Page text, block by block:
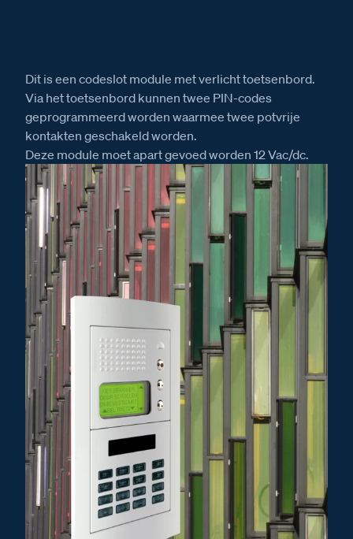
Dit is een codeslot module met verlicht toetsenbord.
Via het toetsenbord kunnen twee PIN-codes
geprogrammeerd worden waarmee twee potvrije
kontakten geschakeld worden.
Deze module moet apart gevoed worden 12 Vac/dc.